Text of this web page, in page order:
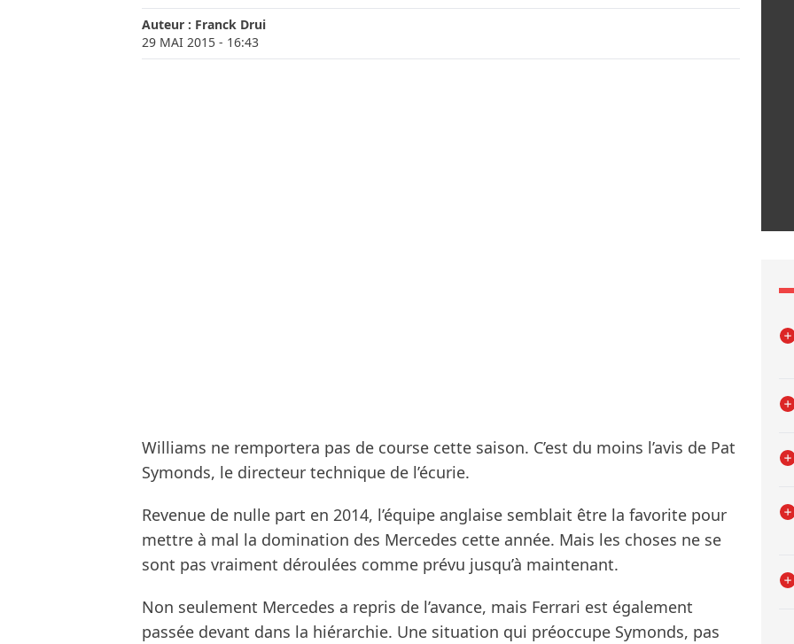
Auteur : Franck Drui
29 MAI 2015 - 16:43
Williams ne remportera pas de course cette saison. C’est du moins l’avis de Pat
Symonds, le directeur technique de l’écurie.
Revenue de nulle part en 2014, l’équipe anglaise semblait être la favorite pour
mettre à mal la domination des Mercedes cette année. Mais les choses ne se
sont pas vraiment déroulées comme prévu jusqu’à maintenant.
Non seulement Mercedes a repris de l’avance, mais Ferrari est également
passée devant dans la hiérarchie. Une situation qui préoccupe Symonds, pas